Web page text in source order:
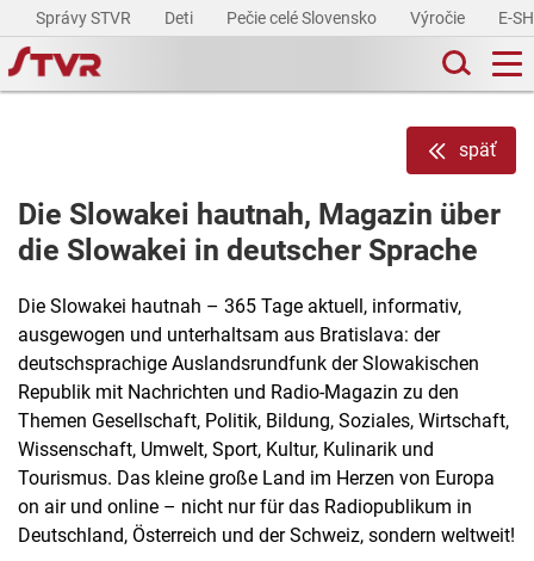
Správy STVR Deti Pečie celé Slovensko Výročie E-
späť
Die Slowakei hautnah, Magazin über
die Slowakei in deutscher Sprache
Die Slowakei hautnah – 365 Tage aktuell, informativ,
ausgewogen und unterhaltsam aus Bratislava: der
deutschsprachige Auslandsrundfunk der Slowakischen
Republik mit Nachrichten und Radio-Magazin zu den
Themen Gesellschaft, Politik, Bildung, Soziales, Wirtschaft,
Wissenschaft, Umwelt, Sport, Kultur, Kulinarik und
Tourismus. Das kleine große Land im Herzen von Europa
on air und online – nicht nur für das Radiopublikum in
Deutschland, Österreich und der Schweiz, sondern weltweit!